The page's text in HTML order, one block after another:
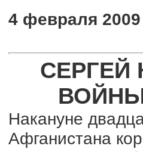
4 февраля 2009
СЕРГЕЙ
Накануне
Афганистана